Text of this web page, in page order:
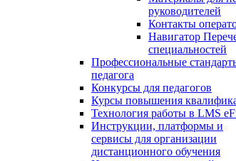
руководителей
Контакты
Навигатор
специальностей
Профессиональные
педагога
Конкурсы для педагогов
Курсы повышения
Технология работы в LMS
Инструкции, платформы и
сервисы для организации
дистанционного обучения